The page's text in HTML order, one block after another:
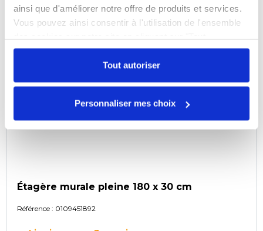
ainsi que d'améliorer notre offre de produits et services.
Vous pouvez ainsi consentir à l'utilisation de l'ensemble
autoriser". Cependant, si vous ne souhaitez autoriser que
certains types de cookies, veuillez cliquer sur
"Personnaliser mes choix".
Tout autoriser
Personnaliser mes choix
Étagère murale pleine 180 x 30 cm
Référence : 0109451892